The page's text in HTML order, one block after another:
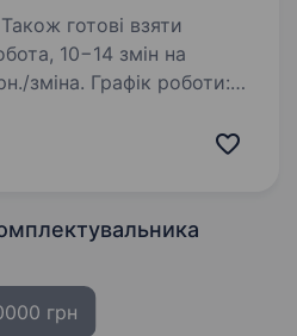
готові взяти
роботи:
за тел. 0958629126
грн